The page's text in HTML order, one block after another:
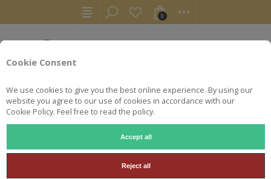
Cookie Consent
We use cookies to give you the best online experience. By using our
website you agree to our use of cookies in accordance with our
Cookie Policy. Feel free to read the policy.
Accept all
Reject all
0